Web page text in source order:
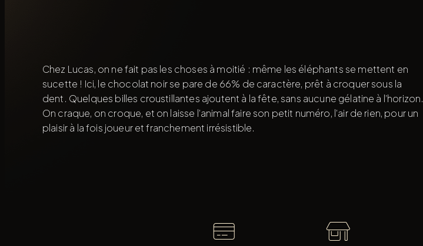
Chez Lucas, on ne fait pas les choses à moitié : même les éléphants se mettent en
sucette ! Ici, le chocolat noir se pare de 66% de caractère, prêt à croquer sous la
dent. Quelques billes croustillantes ajoutent à la fête, sans aucune gélatine à l’horizon.
On craque, on croque, et on laisse l’animal faire son petit numéro, l’air de rien, pour un
plaisir à la fois joueur et franchement irrésistible.